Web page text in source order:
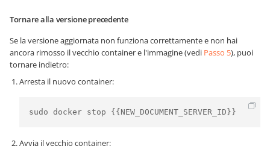
Tornare alla versione precedente
Se la versione aggiornata non funziona correttamente e non hai
ancora rimosso il vecchio container e l'immagine (vedi Passo 5), puoi
tornare indietro:
Arresta il nuovo container:
sudo docker stop {{NEW_DOCUMENT_SERVER_ID}}
Avvia il vecchio container: